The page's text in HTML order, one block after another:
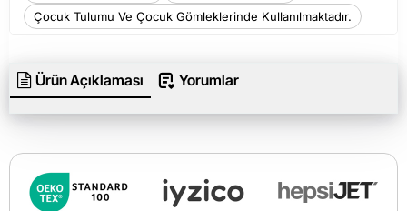
Çocuk Tulumu Ve Çocuk Gömleklerinde Kullanılmaktadır.
Ürün Açıklaması Yorumlar